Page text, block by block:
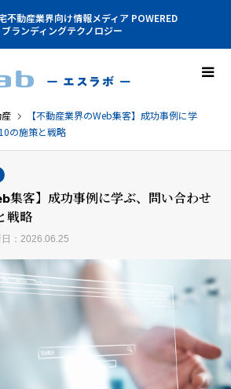
不動産業界向け情報メディア POWERED
ブランディングテクノロジー
【不動産業界のWeb集客】成功事例に学
の施策と戦略
集客】成功事例に学ぶ、問い合わせ
戦略
：2026.06.25